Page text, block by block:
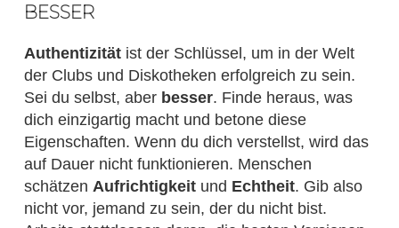
BESSER
Authentizität ist der Schlüssel, um in der Welt
der Clubs und Diskotheken erfolgreich zu sein.
Sei du selbst, aber besser. Finde heraus, was
dich einzigartig macht und betone diese
Eigenschaften. Wenn du dich verstellst, wird das
auf Dauer nicht funktionieren. Menschen
schätzen Aufrichtigkeit und Echtheit. Gib also
nicht vor, jemand zu sein, der du nicht bist.